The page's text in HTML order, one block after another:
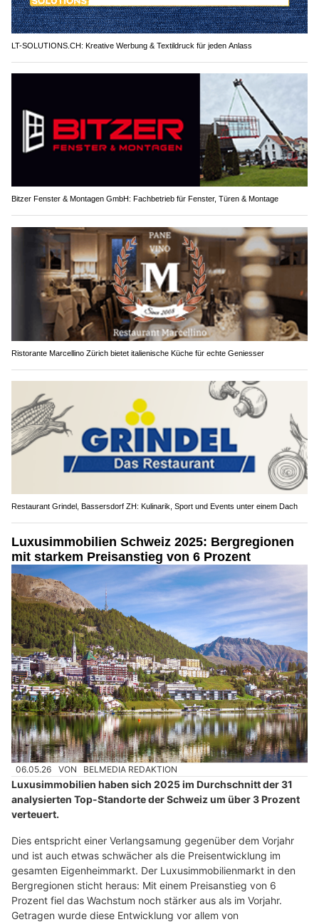
LT-SOLUTIONS.CH: Kreative Werbung & Textildruck für jeden Anlass
Bitzer Fenster & Montagen GmbH: Fachbetrieb für Fenster, Türen & Montage
Ristorante Marcellino Zürich bietet italienische Küche für echte Geniesser
Restaurant Grindel, Bassersdorf ZH: Kulinarik, Sport und Events unter einem Dach
Luxusimmobilien Schweiz 2025: Bergregionen
mit starkem Preisanstieg von 6 Prozent
06.05.26 VON BELMEDIA REDAKTION
Luxusimmobilien haben sich 2025 im Durchschnitt der 31
analysierten Top-Standorte der Schweiz um über 3 Prozent
verteuert.
Dies entspricht einer Verlangsamung gegenüber dem Vorjahr
und ist auch etwas schwächer als die Preisentwicklung im
gesamten Eigenheimmarkt. Der Luxusimmobilienmarkt in den
Bergregionen sticht heraus: Mit einem Preisanstieg von 6
Prozent fiel das Wachstum noch stärker aus als im Vorjahr.
Getragen wurde diese Entwicklung vor allem von